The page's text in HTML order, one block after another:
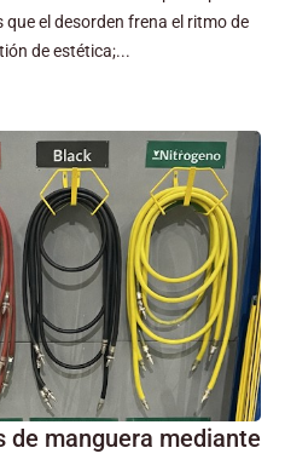
el desorden frena el ritmo de
de estética;...
manguera mediante